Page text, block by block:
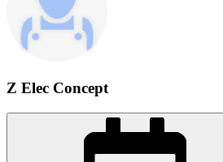
Z Elec Concept